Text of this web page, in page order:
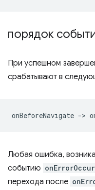
порядок
При успешном
срабатывают в
Любая ошибка,
событию
перехода после